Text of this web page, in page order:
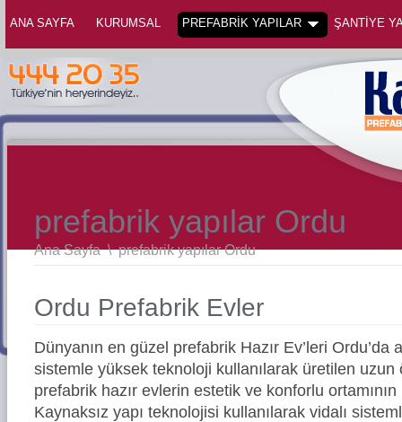
ANA SAYFA KURUMSAL PREFABRİK YAPILAR ŞANTİYE
prefabrik yapılar Ordu
Ana Sayfa \prefabrik yapılar Ordu
Ordu Prefabrik Evler
Dünyanın en güzel prefabrik Hazır Ev’leri
sistemle yüksek teknoloji kullanılarak üretilen
prefabrik hazır evlerin estetik ve konforlu ortamının
Kaynaksız yapı teknolojisi kullanılarak vidalı